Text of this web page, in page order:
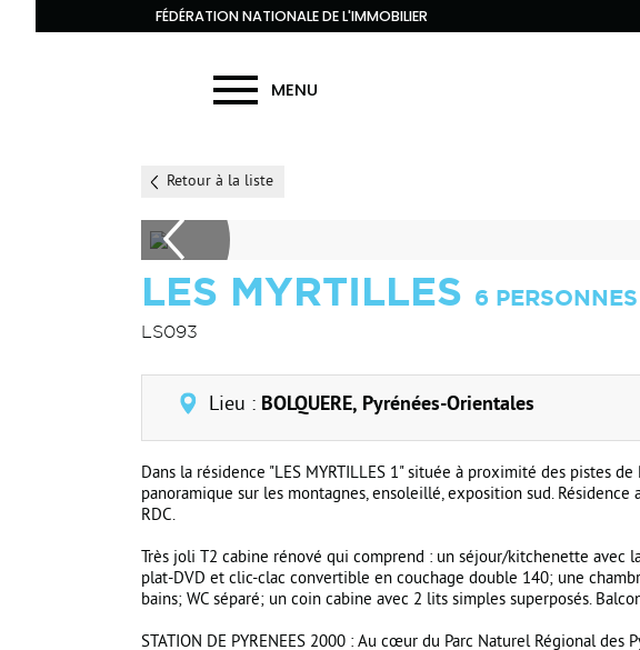
FÉDÉRATION NATIONALE DE L'IMMOBILIER
MENU
Retour à la liste
LES MYRTILLES 6
LS093
Lieu : BOLQUERE, Pyrénées-Orientales
Dans la résidence "LES MYRTILLES 1" située à proximité des pistes
panoramique sur les montagnes, ensoleillé, exposition sud. Résidence
RDC.
Très joli T2 cabine rénové qui comprend : un séjour/kitchenette avec
plat-DVD et clic-clac convertible en couchage double 140; une
bains; WC séparé; un coin cabine avec 2 lits simples superposés.
STATION DE PYRENEES 2000 : Au cœur du Parc Naturel Régional des